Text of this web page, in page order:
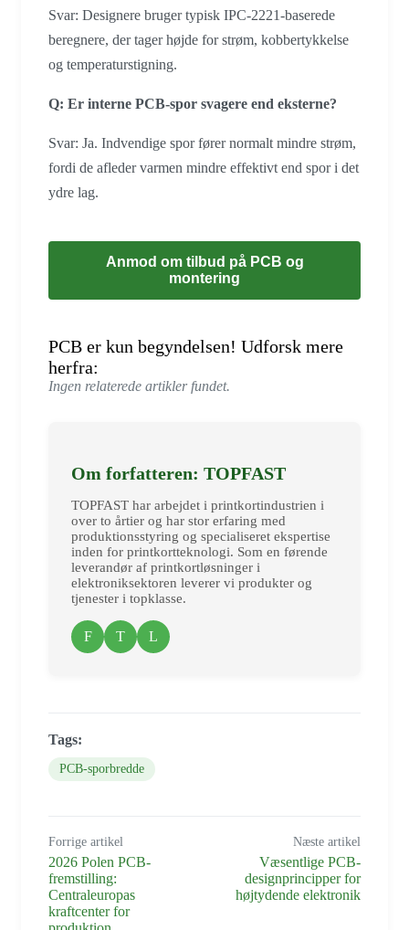
Svar: Designere bruger typisk IPC-2221-baserede
beregnere, der tager højde for strøm, kobbertykkelse
og temperaturstigning.
Q: Er interne PCB-spor svagere end eksterne?
Svar: Ja. Indvendige spor fører normalt mindre strøm,
fordi de afleder varmen mindre effektivt end spor i det
ydre lag.
Anmod om tilbud på PCB og
montering
PCB er kun begyndelsen! Udforsk mere
herfra:
Ingen relaterede artikler fundet.
Om forfatteren: TOPFAST
TOPFAST har arbejdet i printkortindustrien i
over to årtier og har stor erfaring med
produktionsstyring og specialiseret ekspertise
inden for printkortteknologi. Som en førende
leverandør af printkortløsninger i
elektroniksektoren leverer vi produkter og
tjenester i topklasse.
F T L
Tags:
PCB-sporbredde
Forrige artikel
2026 Polen PCB-
fremstilling:
Centraleuropas
kraftcenter for
Næste artikel
Væsentlige PCB-
designprincipper for
højtydende elektronik